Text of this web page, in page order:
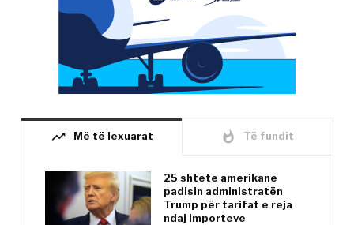
trending_up Më të lexuarat whatshot Të fundit
25 shtete amerikane
padisin administratën
Trump për tarifat e reja
ndaj importeve